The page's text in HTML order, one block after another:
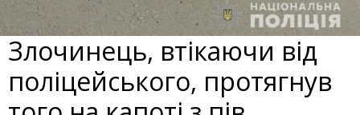
Злочинець, втікаючи від
поліцейського, протягнув